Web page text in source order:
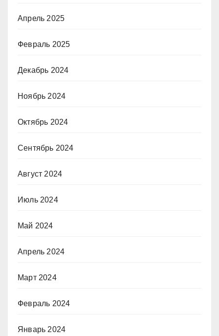
Апрель 2025
Февраль 2025
Декабрь 2024
Ноябрь 2024
Октябрь 2024
Сентябрь 2024
Август 2024
Июль 2024
Май 2024
Апрель 2024
Март 2024
Февраль 2024
Январь 2024